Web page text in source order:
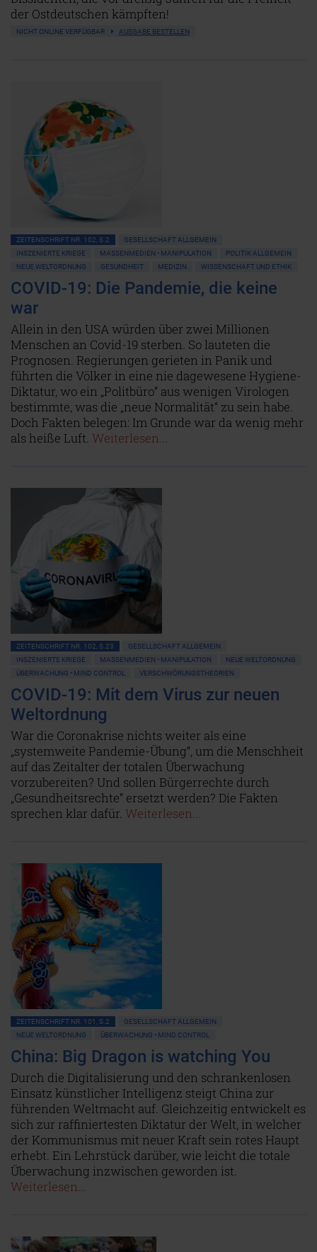
der Ostdeutschen kämpften!
NICHT ONLINE VERFÜGBAR AUSGABE BESTELLEN
ZEITENSCHRIFT NR. 102, S.2
GESELLSCHAFT ALLGEMEIN
INSZENIERTE KRIEGE
MASSENMEDIEN • MANIPULATION
POLITIK ALLGEMEIN
NEUE WELTORDNUNG
GESUNDHEIT MEDIZIN WISSENSCHAFT UND ETHIK
COVID-19: Die Pandemie, die keine
war
Allein in den USA würden über zwei Millionen
Menschen an Covid-19 sterben. So lauteten die
Prognosen. Regierungen gerieten in Panik und
führten die Völker in eine nie dagewesene Hygiene-
Diktatur, wo ein „Politbüro“ aus wenigen Virologen
bestimmte, was die „neue Normalität“ zu sein habe.
Doch Fakten belegen: Im Grunde war da wenig mehr
als heiße Luft. Weiterlesen...
ZEITENSCHRIFT NR. 102, S.23
GESELLSCHAFT ALLGEMEIN
INSZENIERTE KRIEGE
MASSENMEDIEN • MANIPULATION
NEUE WELTORDNUNG
ÜBERWACHUNG • MIND CONTROL
VERSCHWÖRUNGSTHEORIEN
COVID-19: Mit dem Virus zur neuen
Weltordnung
War die Coronakrise nichts weiter als eine
„systemweite Pandemie-Übung“, um die Menschheit
auf das Zeitalter der totalen Überwachung
vorzubereiten? Und sollen Bürgerrechte durch
„Gesundheitsrechte“ ersetzt werden? Die Fakten
sprechen klar dafür. Weiterlesen...
ZEITENSCHRIFT NR. 101, S.2
GESELLSCHAFT ALLGEMEIN
NEUE WELTORDNUNG
ÜBERWACHUNG • MIND CONTROL
China: Big Dragon is watching You
Durch die Digitalisierung und den schrankenlosen
Einsatz künstlicher Intelligenz steigt China zur
führenden Weltmacht auf. Gleichzeitig entwickelt es
sich zur raffiniertesten Diktatur der Welt, in welcher
der Kommunismus mit neuer Kraft sein rotes Haupt
erhebt. Ein Lehrstück darüber, wie leicht die totale
Überwachung inzwischen geworden ist.
Weiterlesen...